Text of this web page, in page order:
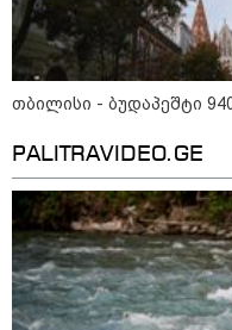
თბილისი - ბუდაპეშტი
PALITRAVIDEO.GE